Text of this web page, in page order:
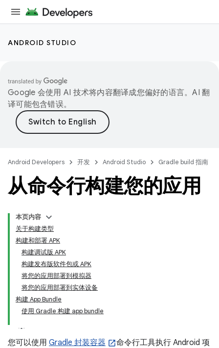
ANDROID STUDIO
Google 会使用 AI 技术将内容翻译成您偏好的语言。AI 翻
译可能包含错误。
Android Developers 开发 Android Studio Gradle build 指南
从命令行构建您的应用
本页内容
关于构建类型
构建和部署 APK
构建调试版 APK
构建发布版软件包或 APK
将您的应用部署到模拟器
将您的应用部署到实体设备
构建 App Bundle
使用 Gradle 构建 app bundle
您可以使用 Gradle 封装容器
命令行工具执行 Android 项